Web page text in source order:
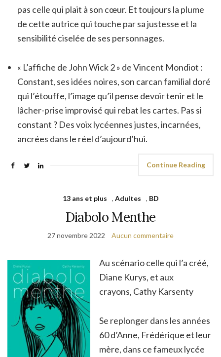
pas celle qui plait à son cœur. Et toujours la plume
de cette autrice qui touche par sa justesse et la
sensibilité ciselée de ses personnages.
« L’affiche de John Wick 2 » de Vincent Mondiot :
Constant, ses idées noires, son carcan familial doré
qui l’étouffe, l’image qu’il pense devoir tenir et le
lâcher-prise improvisé qui rebat les cartes. Pas si
constant ? Des voix lycéennes justes, incarnées,
ancrées dans le réel d’aujourd’hui.
Continue Reading
13 ans et plus , Adultes , BD
Diabolo Menthe
27 novembre 2022 Aucun commentaire
Au scénario celle qui l’a créé,
Diane Kurys, et aux
crayons, Cathy Karsenty
Se replonger dans les années
60 d’Anne, Frédérique et leur
mère, dans ce fameux lycée